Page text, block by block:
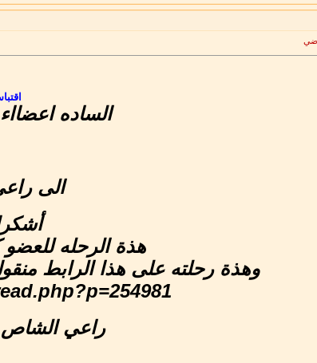
الساده
الى
هذة الرحله
وهذة رحلته على هذا الرابط
راعي الشاص